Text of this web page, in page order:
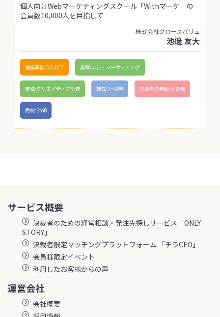
個人向けWebマーケティングスクール「Withマーケ」の
会員数10,000人を目指して
株式会社グロースバリュ
池邊 友大
従業員数:5人以下 業種:広告・マーケティング
業種:クリエイティブ制作 創立:7〜8年 決裁者の年齢:その他
商材:BtoB
サービス概要
決裁者のための経営相談・発注先探しサービス「ONLY
STORY」
決裁者限定マッチングプラットフォーム 「チラCEO」
会員様限定イベント
利用したお客様からの声
運営会社
会社概要